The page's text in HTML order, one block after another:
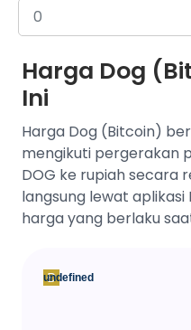
Harga Dog
Ini
Harga Dog (Bitcoin)
mengikuti pergerakan
DOG ke rupiah secara
langsung lewat
harga yang berlaku
undefined